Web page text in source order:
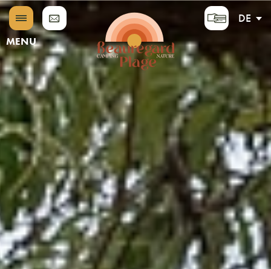
MENU
DE
FR
NL